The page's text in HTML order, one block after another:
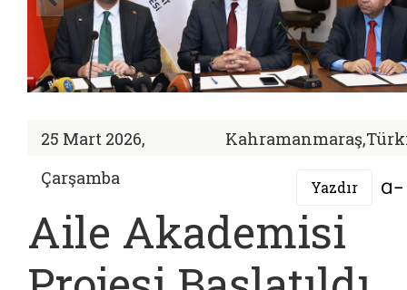
25 Mart 2026,
Çarşamba
Yazdır
Aile Akademisi